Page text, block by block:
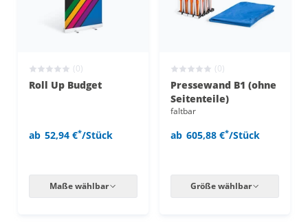
(0)
Roll Up Budget
ab 52,94 €*/Stück
Maße wählbar
(0)
Pressewand B1 (ohne
Seitenteile)
faltbar
ab 605,88 €*/Stück
Größe wählbar